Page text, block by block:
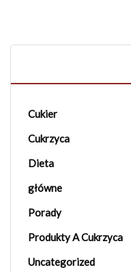
Cukier
Cukrzyca
Dieta
główne
Porady
Produkty A Cukrzyca
Uncategorized